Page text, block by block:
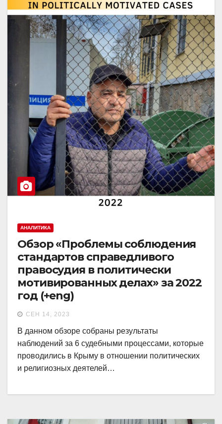
АНАЛИТИКА
Обзор «Проблемы соблюдения
стандартов справедливого
правосудия в политически
мотивированных делах» за 2022
год (+eng)
СЕН 14, 2023
В данном обзоре собраны результаты
наблюдений за 6 судебными процессами, которые
проводились в Крыму в отношении политических
и религиозных деятелей…